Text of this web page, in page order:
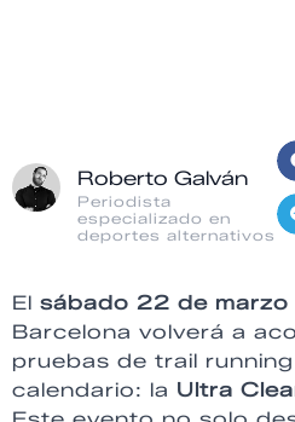
Roberto Galván
Periodista
especializado en
deportes alternativos
El sábado 22 de
Barcelona volverá a
pruebas de trail
calendario: la Ultra